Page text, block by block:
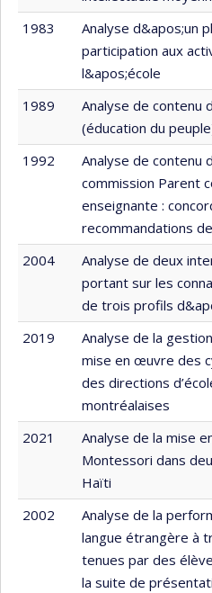
1983
Analyse d&apos;un
participation aux
l&apos;école
1989
Analyse de contenu
(éducation du
1992
Analyse de contenu
commission Parent
enseignante :
recommandations
2004
Analyse de deux
portant sur les
de trois profils
2019
Analyse de la
mise en œuvre des
des directions
montréalaises
2021
Analyse de la mise
Montessori dans
Haïti
2002
Analyse de la
langue étrangère à
tenues par des
la suite de